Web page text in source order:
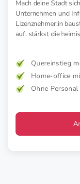
Mach deine Stadt
Unternehmen und
Lizenznehmer:in
auf, stärkst die
Quereinstieg
Home-office
Ohne Personal